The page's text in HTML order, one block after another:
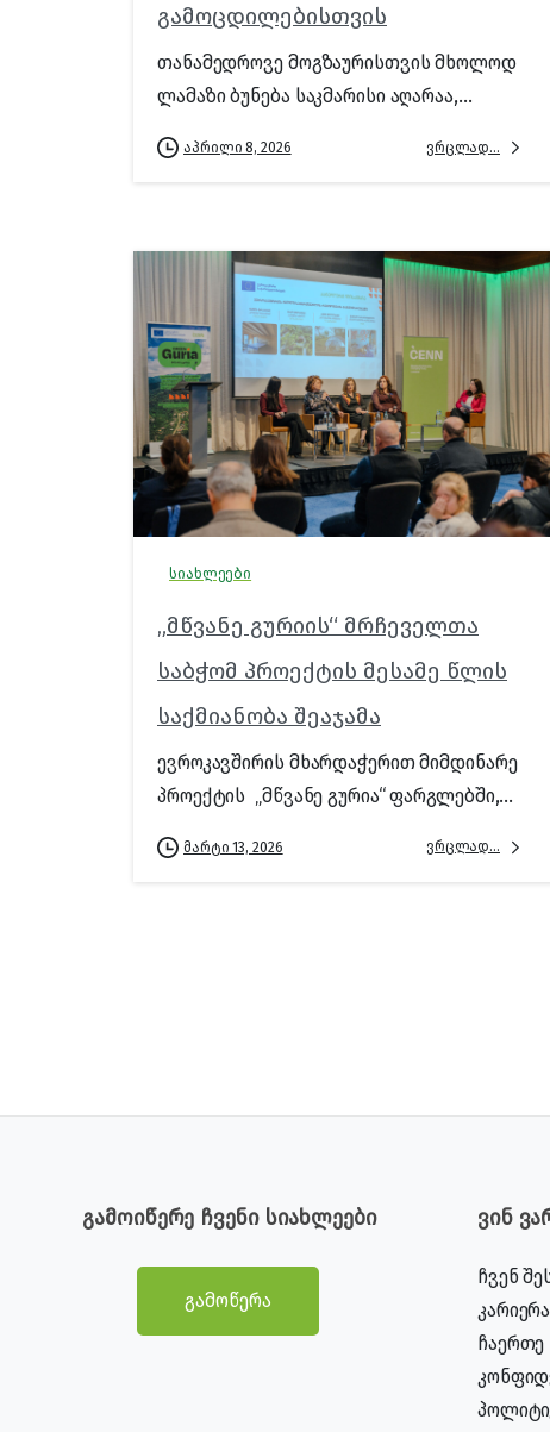
გამოცდილებისთვის
თანამედროვე მოგზაურისთვის მხოლოდ
ლამაზი ბუნება საკმარისი აღარაა,...
აპრილი 8, 2026 ვრცლად...
სიახლეები
„მწვანე გურიის“ მრჩეველთა
საბჭომ პროექტის მესამე წლის
საქმიანობა შეაჯამა
ევროკავშირის მხარდაჭერით მიმდინარე
პროექტის „მწვანე გურია“ ფარგლებში,...
მარტი 13, 2026 ვრცლად...
გამოიწერე ჩვენი სიახლეები
გამოწერა
ვინ
ჩვენ
კარიერა
ჩაერთე